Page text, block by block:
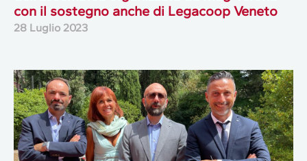
con il sostegno anche di Legacoop Veneto
28 Luglio 2023